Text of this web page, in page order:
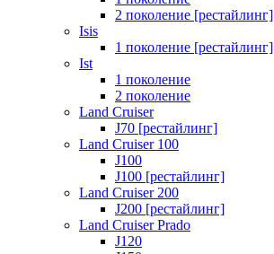
2 поколение [рестайлинг]
Isis
1 поколение [рестайлинг]
Ist
1 поколение
2 поколение
Land Cruiser
J70 [рестайлинг]
Land Cruiser 100
J100
J100 [рестайлинг]
Land Cruiser 200
J200 [рестайлинг]
Land Cruiser Prado
J120